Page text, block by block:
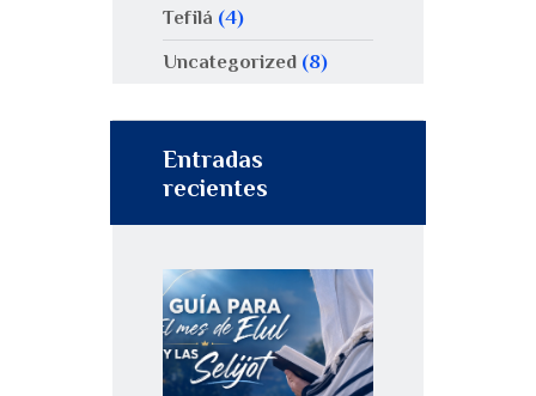
Tefilá (4)
Uncategorized (8)
Entradas
recientes